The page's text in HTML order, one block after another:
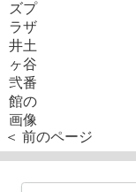
＜ 前のページ